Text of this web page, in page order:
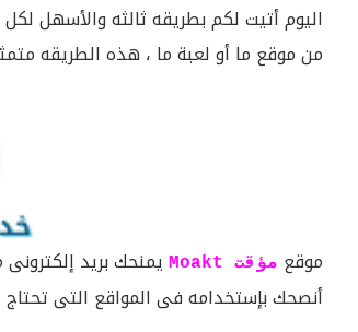
اليوم أتيت لكم بطريقه ثالثه والأسهل
من موقع ما أو لعبة ما ، هذه الطريقه
موقع مؤقت Moakt
يمنحك بريد
أنصحك بإستخدامه فى المواقع التى تحتاج